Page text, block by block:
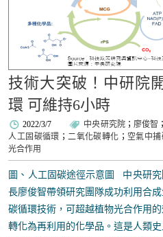
技術大突破！中研院
環 可維持6小時
2022/3/7 中央研究院； 廖俊智
人工固碳循環 ； 二氧化碳轉化 ； 空氣中捕
光合作用
圖、人工固碳途徑示意圖 中央研究
長廖俊智帶領研究團隊成功利用合
碳循環技術，可超越植物光合作用
轉化為再利用的化學品。這是人類